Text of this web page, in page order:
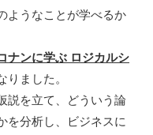
ようなことが学べるか
ナンに学ぶ ロジカルシ
りました。
説を立て、どういう論
を分析し、ビジネスに